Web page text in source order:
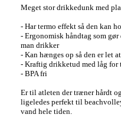
Meget stor drikkedunk med
- Har termo effekt så den kan
- Ergonomisk håndtag som
man drikker
- Kan hænges op så den er let
- Kraftig drikketud med låg
- BPA fri
Er til atleten der træner hårdt
ligeledes perfekt til
vand hele tiden.